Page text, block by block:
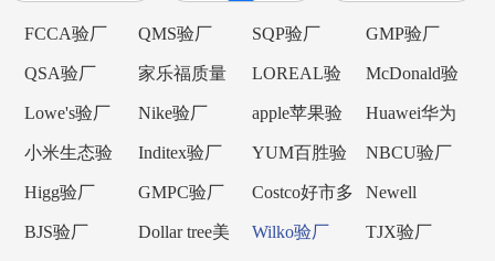
FCCA验厂 QMS验厂 SQP验厂 GMP验厂
QSA验厂
家乐福质量
验厂
LOREAL验
厂
McDonald验
厂
Lowe's验厂 Nike验厂
apple苹果验
厂
Huawei华为
验厂
小米生态验
厂
Inditex验厂
YUM百胜验
厂
NBCU验厂
Higg验厂 GMPC验厂
Costco好市多
验厂
Newell
Brands纽威验
BJS验厂
Dollar tree美
Wilko验厂 TJX验厂